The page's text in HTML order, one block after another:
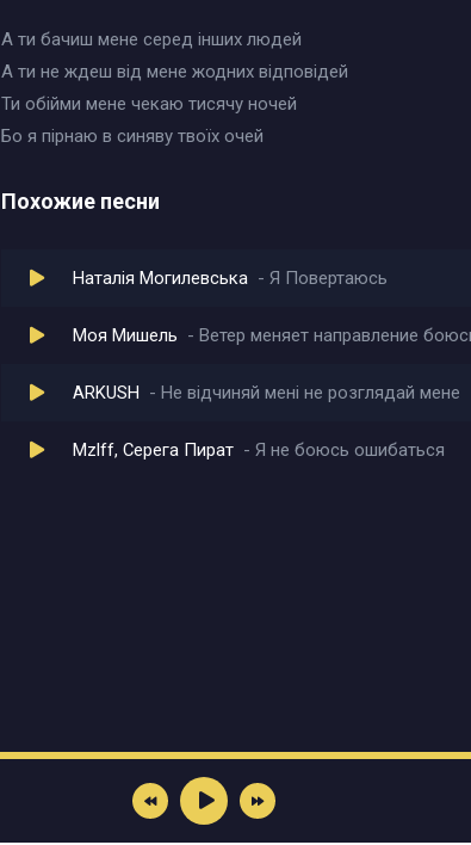
А ти бачиш мене серед інших людей
А ти не ждеш від мене жодних відповідей
Ти обійми мене чекаю тисячу ночей
Бо я пірнаю в синяву твоїх очей
Похожие песни
Наталія Могилевська Я Повертаюсь
Моя Мишель Ветер меняет направление
ARKUSH Не відчиняй мені не розглядай мене
Mzlff, Серега Пират Я не боюсь ошибаться